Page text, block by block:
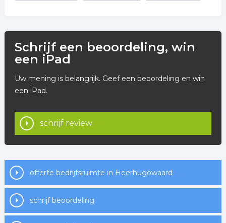
Schrijf een beoordeling, win
een iPad
Uw mening is belangrijk. Geef een beoordeling en win
een iPad.
schrijf review
offerte bedrijfsruimte in Heerhugowaard
schrijf beoordeling